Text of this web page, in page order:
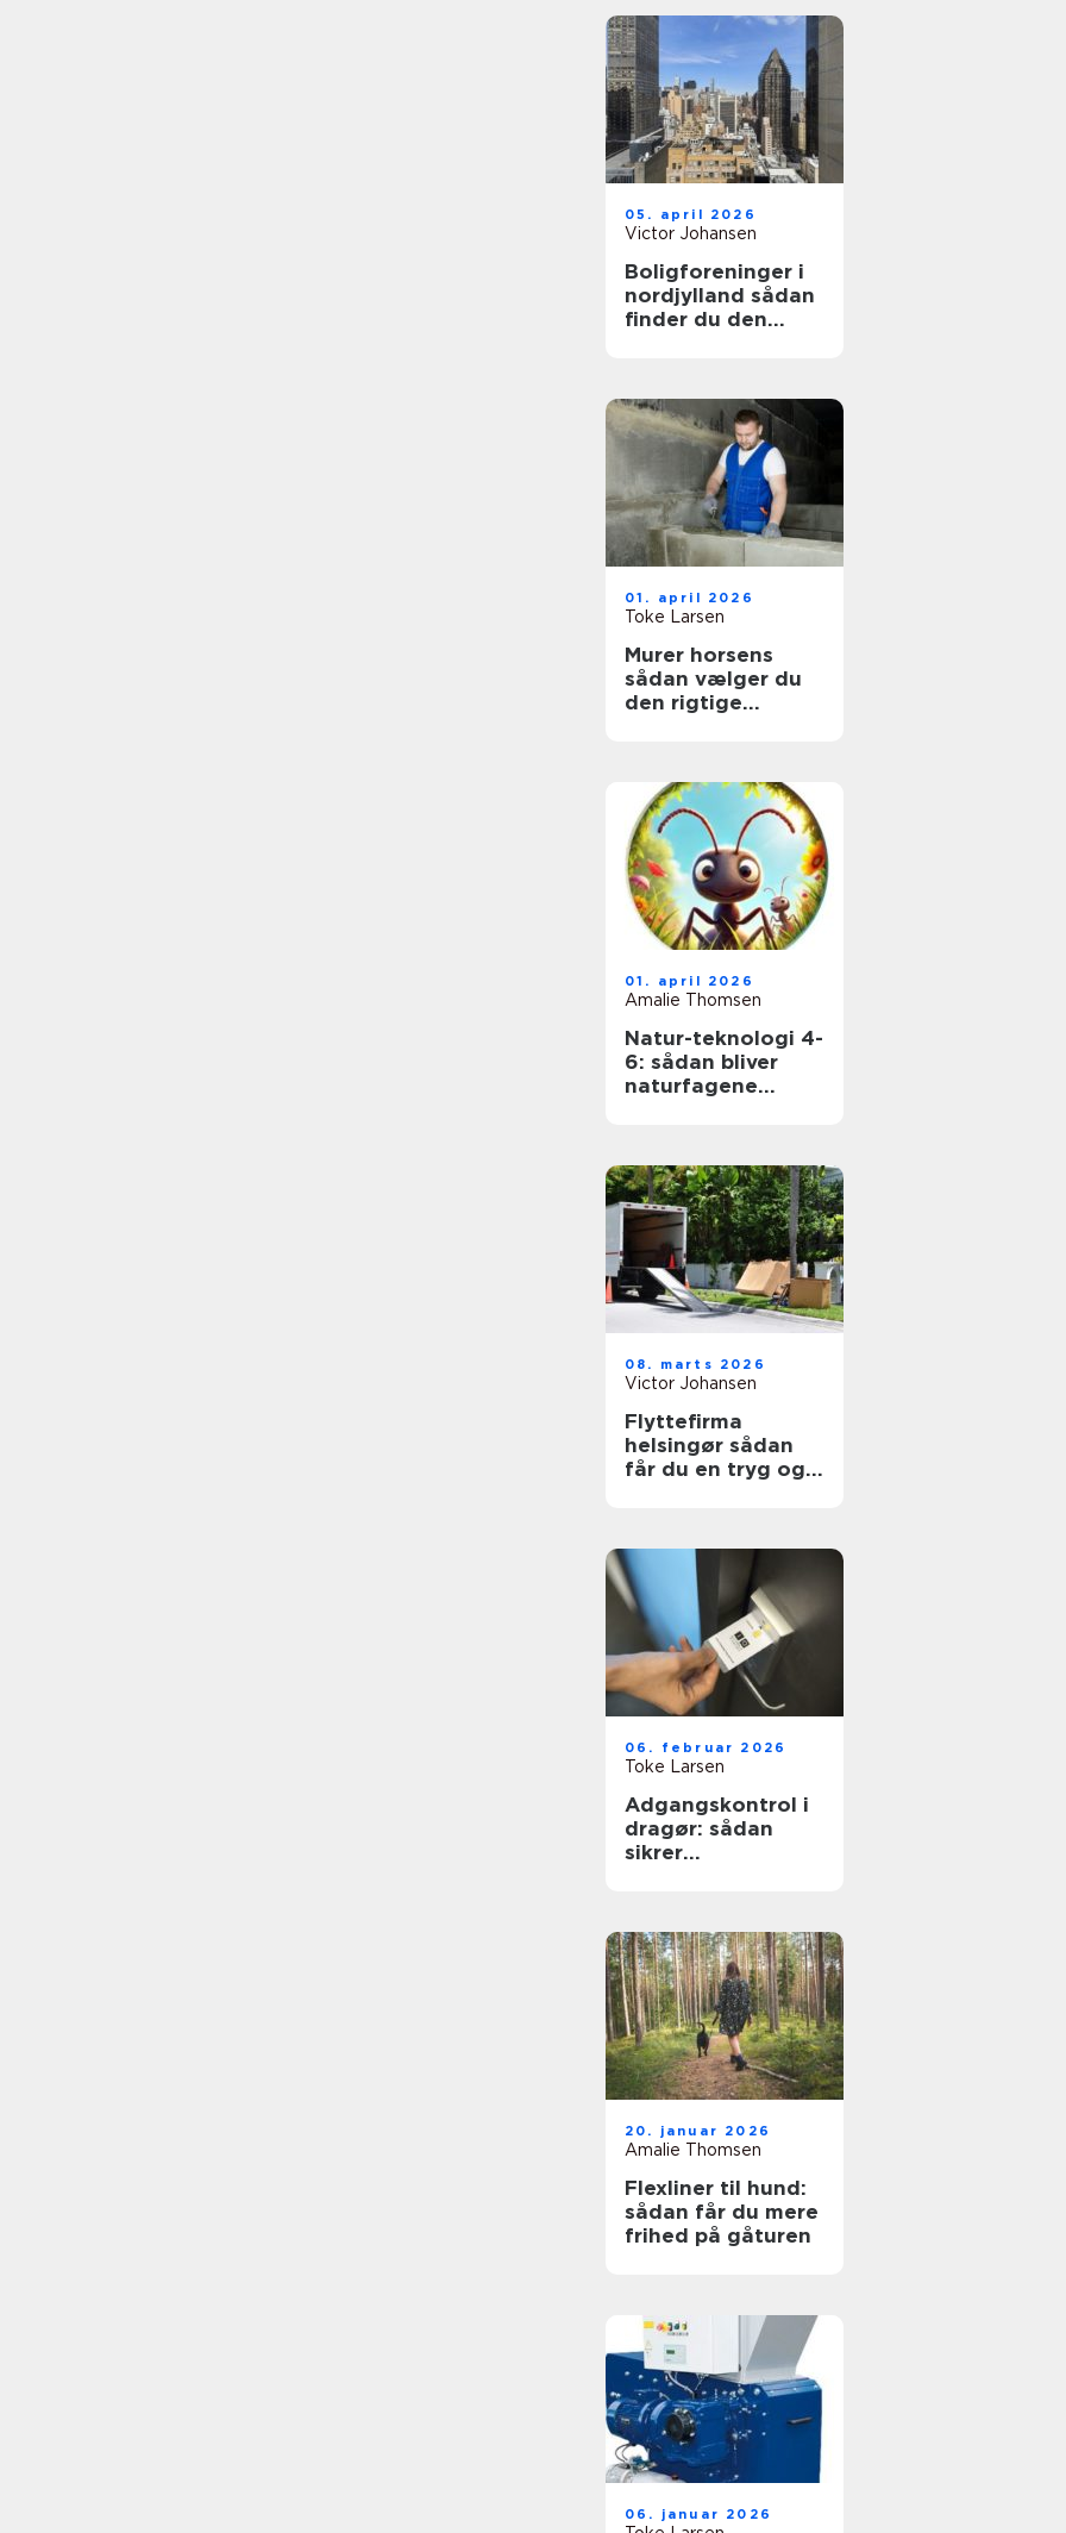
05. april 2026
Victor Johansen
Boligforeninger i
nordjylland sådan
finder du den
01. april 2026
Toke Larsen
Murer horsens
sådan vælger du
den rigtige
01. april 2026
Amalie Thomsen
Natur-teknologi 4-
6: sådan bliver
naturfagene
08. marts 2026
Victor Johansen
Flyttefirma
helsingør sådan
får du en tryg og
06. februar 2026
Toke Larsen
Adgangskontrol i
dragør: sådan
sikrer
20. januar 2026
Amalie Thomsen
Flexliner til hund:
sådan får du mere
frihed på gåturen
06. januar 2026